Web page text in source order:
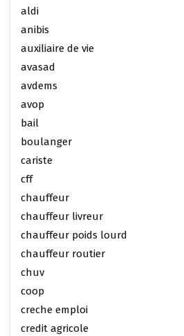
aldi
anibis
auxiliaire de vie
avasad
avdems
avop
bail
boulanger
cariste
cff
chauffeur
chauffeur livreur
chauffeur poids lourd
chauffeur routier
chuv
coop
creche emploi
credit agricole